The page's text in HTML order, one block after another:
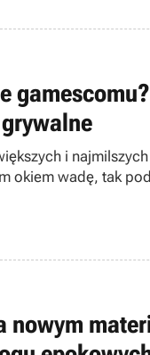
i
okiem wadę, tak
nowym